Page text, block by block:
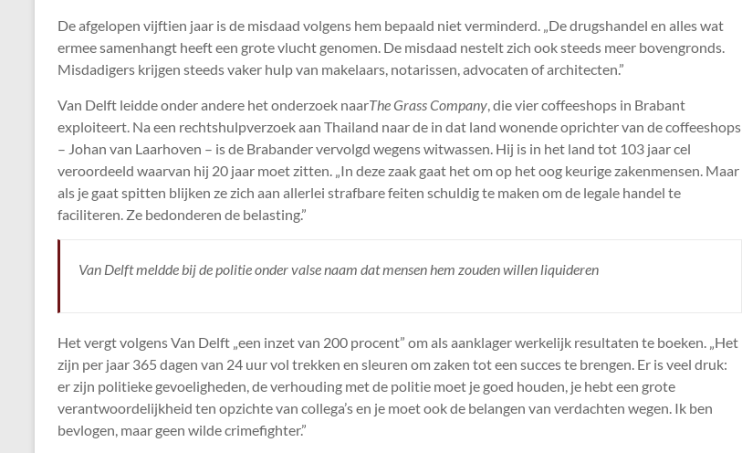
De afgelopen vijftien jaar is de misdaad volgens hem bepaald niet verminderd. „De drugshandel en alles wat
ermee samenhangt heeft een grote vlucht genomen. De misdaad nestelt zich ook steeds meer bovengronds.
Misdadigers krijgen steeds vaker hulp van makelaars, notarissen, advocaten of architecten.”
Van Delft leidde onder andere het onderzoek naarThe Grass Company, die vier coffeeshops in Brabant
exploiteert. Na een rechtshulpverzoek aan Thailand naar de in dat land wonende oprichter van de coffeeshops
– Johan van Laarhoven – is de Brabander vervolgd wegens witwassen. Hij is in het land tot 103 jaar cel
veroordeeld waarvan hij 20 jaar moet zitten. „In deze zaak gaat het om op het oog keurige zakenmensen. Maar
als je gaat spitten blijken ze zich aan allerlei strafbare feiten schuldig te maken om de legale handel te
faciliteren. Ze bedonderen de belasting.”
Van Delft meldde bij de politie onder valse naam dat mensen hem zouden willen liquideren
Het vergt volgens Van Delft „een inzet van 200 procent” om als aanklager werkelijk resultaten te boeken. „Het
zijn per jaar 365 dagen van 24 uur vol trekken en sleuren om zaken tot een succes te brengen. Er is veel druk:
er zijn politieke gevoeligheden, de verhouding met de politie moet je goed houden, je hebt een grote
verantwoordelijkheid ten opzichte van collega’s en je moet ook de belangen van verdachten wegen. Ik ben
bevlogen, maar geen wilde crimefighter.”